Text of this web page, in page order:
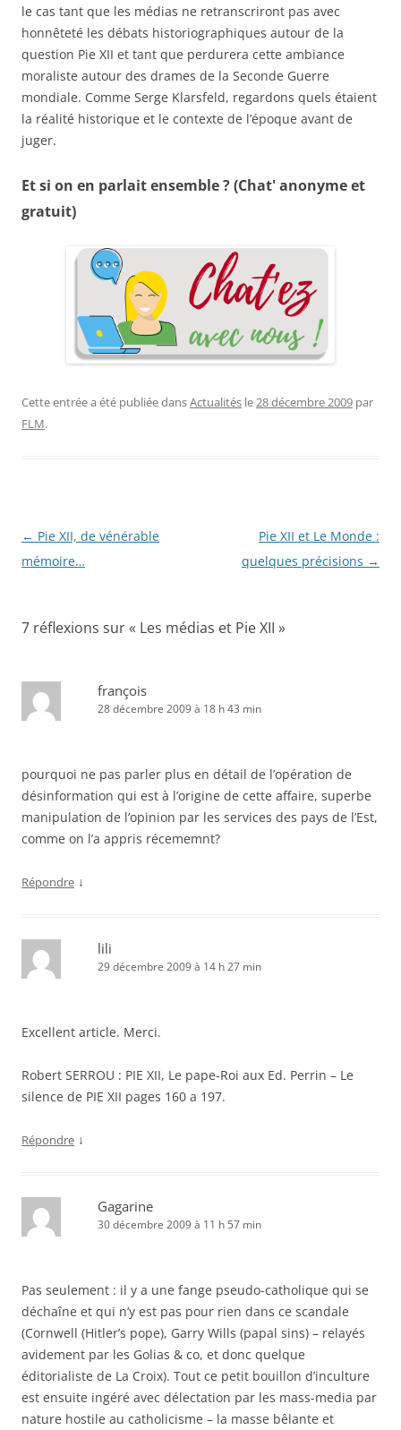
le cas tant que les médias ne retranscriront pas avec
honnêteté les débats historiographiques autour de la
question Pie XII et tant que perdurera cette ambiance
moraliste autour des drames de la Seconde Guerre
mondiale. Comme Serge Klarsfeld, regardons quels étaient
la réalité historique et le contexte de l’époque avant de
juger.
Et si on en parlait ensemble ? (Chat' anonyme et
gratuit)
Cette entrée a été publiée dansActualités le28 décembre 2009 par
FLM.
Navigation
des
← Pie XII, de vénérable
mémoire…
Pie XII et Le Monde :
quelques précisions →
7 réflexions sur « Les médias et Pie XII »
françois
28 décembre 2009 à 18 h 43 min
pourquoi ne pas parler plus en détail de l’opération de
désinformation qui est à l’origine de cette affaire, superbe
manipulation de l’opinion par les services des pays de l’Est,
comme on l’a appris récememnt?
Répondre ↓
lili
29 décembre 2009 à 14 h 27 min
Excellent article. Merci.
Robert SERROU : PIE XII, Le pape-Roi aux Ed. Perrin – Le
silence de PIE XII pages 160 a 197.
Répondre ↓
Gagarine
30 décembre 2009 à 11 h 57 min
Pas seulement : il y a une fange pseudo-catholique qui se
déchaîne et qui n’y est pas pour rien dans ce scandale
(Cornwell (Hitler’s pope), Garry Wills (papal sins) – relayés
avidement par les Golias & co, et donc quelque
éditorialiste de La Croix). Tout ce petit bouillon d’inculture
est ensuite ingéré avec délectation par les mass-media par
nature hostile au catholicisme – la masse bêlante et